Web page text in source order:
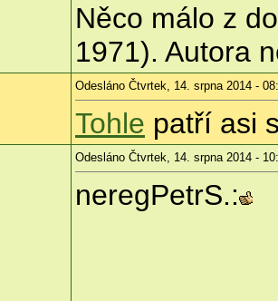
Něco málo z
1971). Autora
Odesláno Čtvrtek, 14. srpna 2014 -
Tohle patří asi
Odesláno Čtvrtek, 14. srpna 2014 -
neregPetrS.: